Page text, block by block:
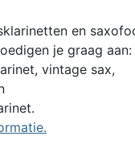
en
je graag aan:
vintage sax,